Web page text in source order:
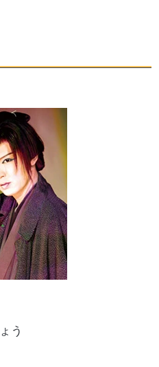
う